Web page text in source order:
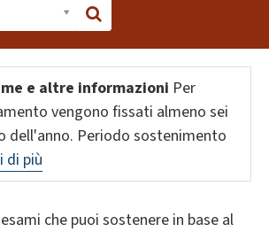
e altre informazioni Per
vengono fissati almeno sei
dell'anno. Periodo sostenimento
di più
che puoi sostenere in base al